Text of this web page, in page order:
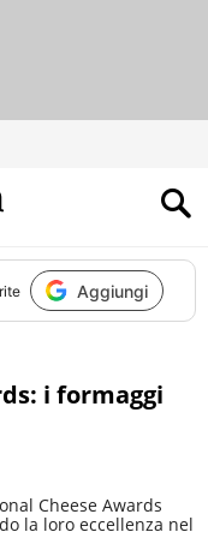
Aggiungi
i formaggi
Cheese Awards
la loro eccellenza nel